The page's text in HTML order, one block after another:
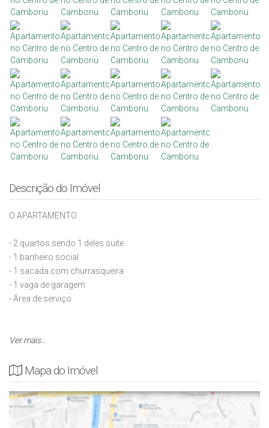
Descrição do Imóvel
O APARTAMENTO
- 2 quartos sendo 1 deles suite
- 1 banheiro social
- 1 sacada com churrasqueira
- 1 vaga de garagem
- Área de serviço
Ver mais...
Mapa do Imóvel